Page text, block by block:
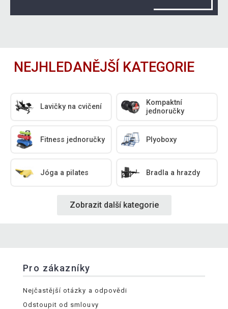
NEJHLEDANĚJŠÍ KATEGORIE
Lavičky na cvičení
Kompaktní
jednoručky
Fitness jednoručky Plyoboxy
Jóga a pilates Bradla a hrazdy
Zobrazit další kategorie
Pro zákazníky
Nejčastější otázky a odpovědi
Odstoupit od smlouvy